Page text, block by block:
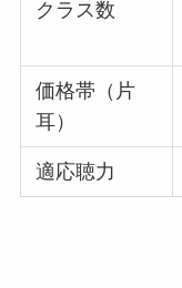
クラス数
価格帯（片
耳）
適応聴力